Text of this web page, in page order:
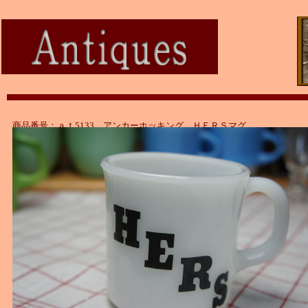
商品番号：ａｔ5133 アンカーホッキング ＨＥＲＳマグ